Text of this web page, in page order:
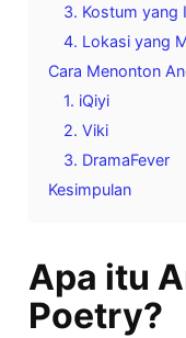
3. Kostum yang
4. Lokasi yang
Cara Menonton
1. iQiyi
2. Viki
3. DramaFever
Kesimpulan
Apa itu
Poetry?